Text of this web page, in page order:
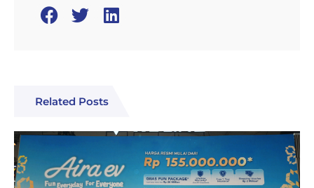
Related Posts